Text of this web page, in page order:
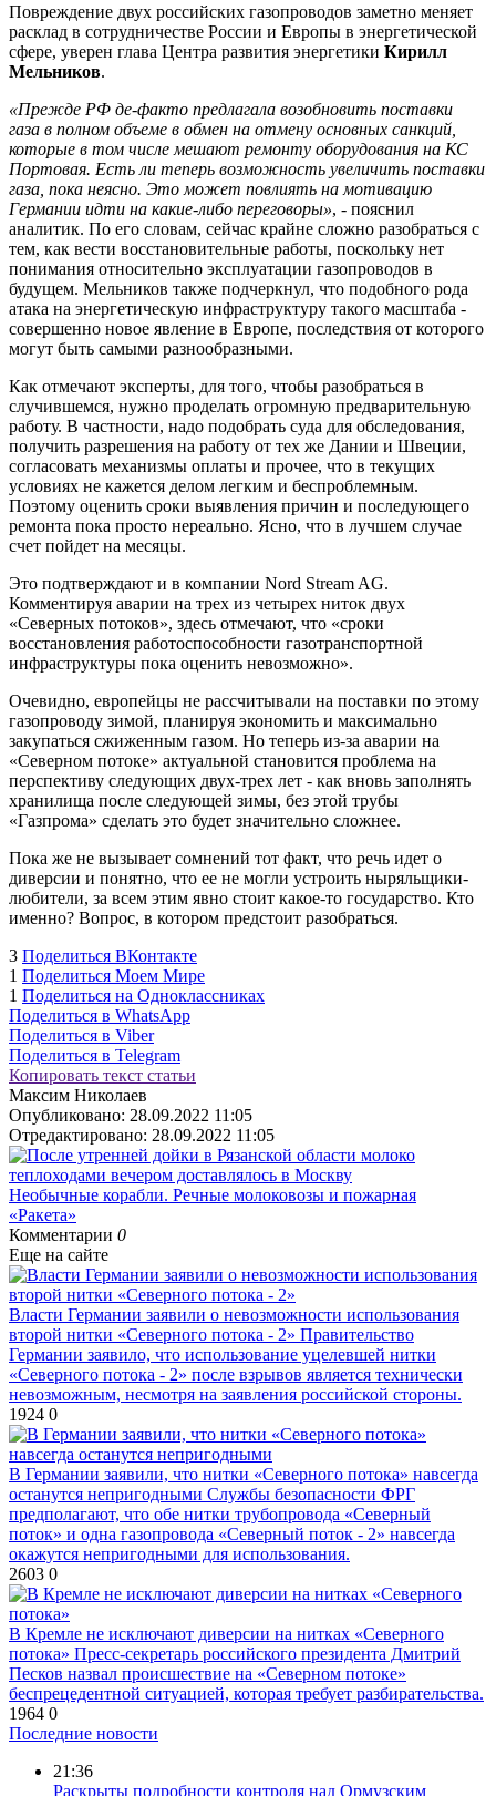
Повреждение двух российских газопроводов заметно меняет
расклад в сотрудничестве России и Европы в энергетической
сфере, уверен глава Центра развития энергетики Кирилл
Мельников.
«Прежде РФ де-факто предлагала возобновить поставки
газа в полном объеме в обмен на отмену основных санкций,
которые в том числе мешают ремонту оборудования на КС
Портовая. Есть ли теперь возможность увеличить поставки
газа, пока неясно. Это может повлиять на мотивацию
Германии идти на какие-либо переговоры», - пояснил
аналитик. По его словам, сейчас крайне сложно разобраться с
тем, как вести восстановительные работы, поскольку нет
понимания относительно эксплуатации газопроводов в
будущем. Мельников также подчеркнул, что подобного рода
атака на энергетическую инфраструктуру такого масштаба -
совершенно новое явление в Европе, последствия от которого
могут быть самыми разнообразными.
Как отмечают эксперты, для того, чтобы разобраться в
случившемся, нужно проделать огромную предварительную
работу. В частности, надо подобрать суда для обследования,
получить разрешения на работу от тех же Дании и Швеции,
согласовать механизмы оплаты и прочее, что в текущих
условиях не кажется делом легким и беспроблемным.
Поэтому оценить сроки выявления причин и последующего
ремонта пока просто нереально. Ясно, что в лучшем случае
счет пойдет на месяцы.
Это подтверждают и в компании Nord Stream AG.
Комментируя аварии на трех из четырех ниток двух
«Северных потоков», здесь отмечают, что «сроки
восстановления работоспособности газотранспортной
инфраструктуры пока оценить невозможно».
Очевидно, европейцы не рассчитывали на поставки по этому
газопроводу зимой, планируя экономить и максимально
закупаться сжиженным газом. Но теперь из-за аварии на
«Северном потоке» актуальной становится проблема на
перспективу следующих двух-трех лет - как вновь заполнять
хранилища после следующей зимы, без этой трубы
«Газпрома» сделать это будет значительно сложнее.
Пока же не вызывает сомнений тот факт, что речь идет о
диверсии и понятно, что ее не могли устроить ныряльщики-
любители, за всем этим явно стоит какое-то государство. Кто
именно? Вопрос, в котором предстоит разобраться.
3 Поделиться ВКонтакте
1 Поделиться Моем Мире
1 Поделиться на Одноклассниках
Поделиться в WhatsApp
Поделиться в Viber
Поделиться в Telegram
Копировать текст статьи
Максим Николаев
Опубликовано: 28.09.2022 11:05
Отредактировано: 28.09.2022 11:05
Необычные корабли. Речные молоковозы и пожарная
«Ракета»
Комментарии 0
Еще на сайте
Власти Германии заявили о невозможности использования
второй нитки «Северного потока - 2» Правительство
Германии заявило, что использование уцелевшей нитки
«Северного потока - 2» после взрывов является технически
невозможным, несмотря на заявления российской стороны.
1924 0
В Германии заявили, что нитки «Северного потока» навсегда
останутся непригодными Службы безопасности ФРГ
предполагают, что обе нитки трубопровода «Северный
поток» и одна газопровода «Северный поток - 2» навсегда
окажутся непригодными для использования.
2603 0
В Кремле не исключают диверсии на нитках «Северного
потока» Пресс-секретарь российского президента Дмитрий
Песков назвал происшествие на «Северном потоке»
беспрецедентной ситуацией, которая требует разбирательства.
1964 0
Последние новости
21:36
Раскрыты подробности контроля над Ормузским